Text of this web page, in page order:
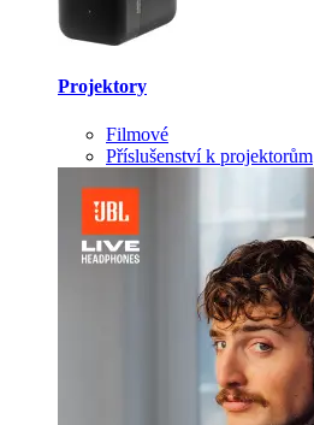
Projektory
Filmové
Příslušenství k projektorům